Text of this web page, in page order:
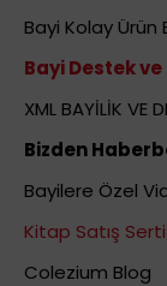
Bayi Kolay
Bayi Destek
XML BAYİLİK VE
Bizden
Bayilere Özel
Kitap Satış
Colezium Blog